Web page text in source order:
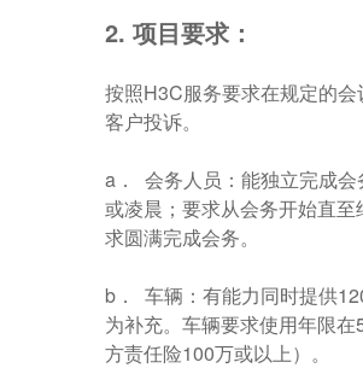
2. 项目要求：
按照H3C服务要求在规定的
客户投诉。
a． 会务人员：能独立完成
或凌晨；要求从会务开始直
求圆满完成会务。
b． 车辆：有能力同时提供
为补充。车辆要求使用年限
方责任险100万或以上）。